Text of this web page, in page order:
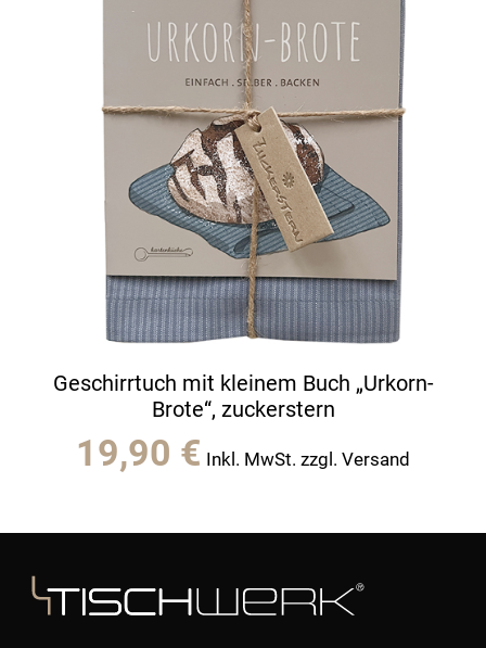
Geschirrtuch mit kleinem Buch „Urkorn-
Brote“, zuckerstern
19,90 € Inkl. MwSt. zzgl. Versand